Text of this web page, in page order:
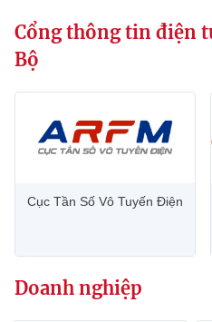
Cơ quan chủ quản: Bộ Khoa học
Chịu trách nhiệm nội dung:
Giám đốc Trung tâm Truyền
Địa chỉ: Ban Biên tập Cổng TTĐT
Điện thoại: 024 3936 9506
Email:stc@mst.gov.vn
©2026 Bản quyền thuộc Bộ Khoa
website này)
Cổng thông tin điện
Bộ
Cục Tần Số Vô Tuyến Điện
Doanh nghiệp